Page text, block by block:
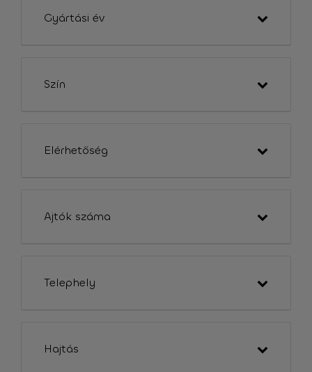
Gyártási év
Szín
Elérhetőség
Ajtók száma
Telephely
Hajtás